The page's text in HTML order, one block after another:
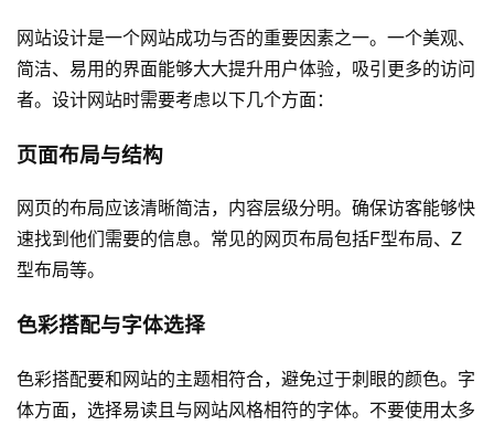
网站设计是一个网站成功与否的重要因素之一。一个美观、
简洁、易用的界面能够大大提升用户体验，吸引更多的访问
者。设计网站时需要考虑以下几个方面：
页面布局与结构
网页的布局应该清晰简洁，内容层级分明。确保访客能够快
速找到他们需要的信息。常见的网页布局包括F型布局、Z
型布局等。
色彩搭配与字体选择
色彩搭配要和网站的主题相符合，避免过于刺眼的颜色。字
体方面，选择易读且与网站风格相符的字体。不要使用太多